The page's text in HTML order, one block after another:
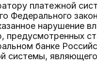
платежной
Федерального
нарушение
предусмотренных
банке
системы,